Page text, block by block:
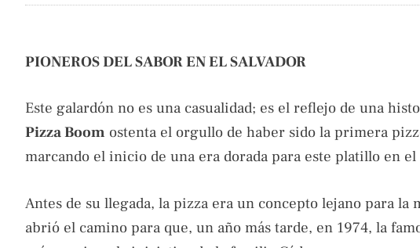
PIONEROS DEL SABOR EN EL SALVADOR
Este galardón no es una casualidad; es el reflejo de una
Pizza Boom ostenta el orgullo de haber sido la primera
marcando el inicio de una era dorada para este platillo en
Antes de su llegada, la pizza era un concepto lejano para la
abrió el camino para que, un año más tarde, en 1974, la